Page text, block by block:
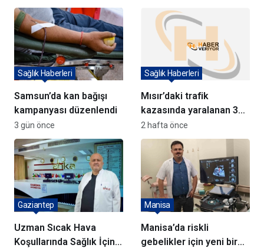
Samsun’da kan bağışı
kampanyası düzenlendi
Sağlık Haberleri
3 gün önce
Mısır’daki trafik
kazasında yaralanan 3
Türk Türkiye’ye getirildi
Sağlık Haberleri
2 hafta önce
Uzman Sıcak Hava
Koşullarında Sağlık İçin
Gaziantep
Manisa’da riskli
gebelikler için yeni bir
Manisa